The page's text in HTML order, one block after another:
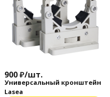
900 ₽/шт.
Универсальный кронштейн
Lasea